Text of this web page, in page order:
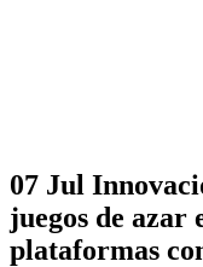
07 Jul
juegos de azar
plataformas